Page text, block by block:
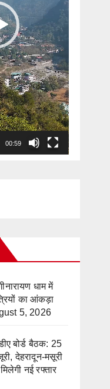
00:59
धाम में
का आंकड़ा
5, 2026
बोर्ड बैठक: 25
देहरादून-मसूरी
नई रफ्तार